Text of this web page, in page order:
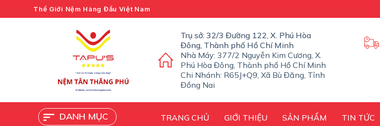
h
Thế Giới Nệm Hàng Đầu Việt Nam
Trụ sở: 32/3 Đường 122, X. Phú Hòa
Đông, Thành phố Hồ Chí Minh
Nhà Máy: 377/2 Nguyễn Kim Cương, X.
Phú Hòa Đông, Thành phố Hồ Chí Minh
Chi Nhánh: R65J+Q9, Xã Bù Đăng, Tỉnh
Đồng Nai
DANH MỤC TRANG CHỦ GIỚI THIỆU SẢN PHẨM TIN TỨC